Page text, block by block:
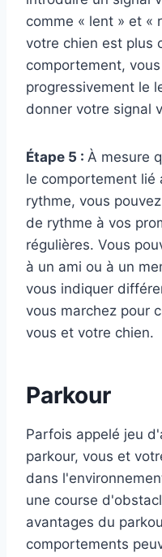
comme « lent » et «
votre chien est plus
comportement,
progressivement le
donner votre signal
Étape 5 : À mesure
le comportement lié
rythme, vous
de rythme à vos
régulières. Vous
à un ami ou à un
vous indiquer
vous marchez pour
vous et votre chien.
Parkour
Parfois appelé jeu
parkour, vous et
dans
une course
avantages du
comportements